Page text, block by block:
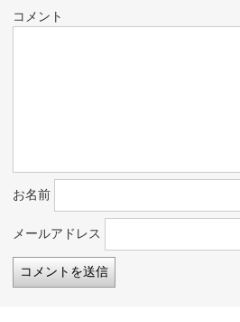
コメント
お名前
メールアドレス